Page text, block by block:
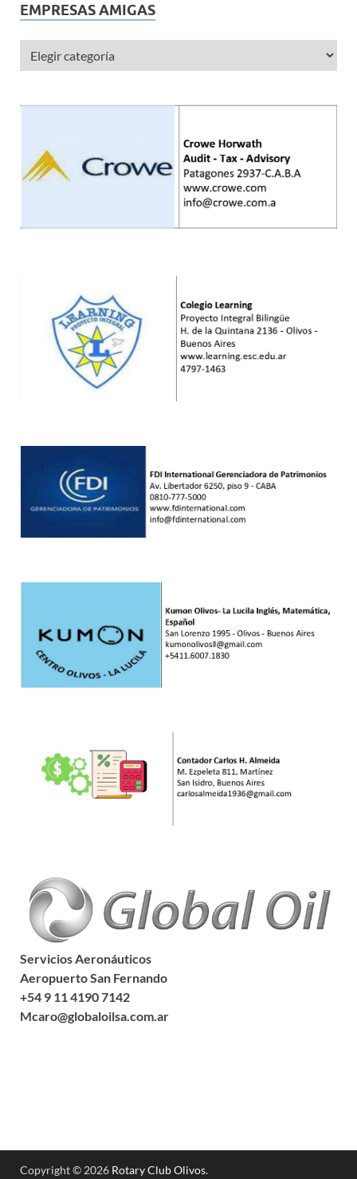
EMPRESAS AMIGAS
Servicios Aeronáuticos
Aeropuerto San Fernando
+54 9 11 4190 7142
Mcaro@globaloilsa.com.ar
Copyright © 2026 Rotary Club Olivos.